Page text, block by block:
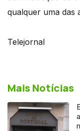
qualquer uma das
Telejornal
Mais Notícias